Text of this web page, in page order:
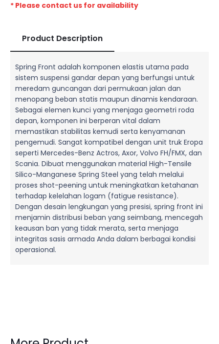
* Please contact us for availability
Product Description
Spring Front adalah komponen elastis utama pada
sistem suspensi gandar depan yang berfungsi untuk
meredam guncangan dari permukaan jalan dan
menopang beban statis maupun dinamis kendaraan.
Sebagai elemen kunci yang menjaga geometri roda
depan, komponen ini berperan vital dalam
memastikan stabilitas kemudi serta kenyamanan
pengemudi. Sangat kompatibel dengan unit truk Eropa
seperti Mercedes-Benz Actros, Axor, Volvo FH/FMX, dan
Scania. Dibuat menggunakan material High-Tensile
Silico-Manganese Spring Steel yang telah melalui
proses shot-peening untuk meningkatkan ketahanan
terhadap kelelahan logam (fatigue resistance).
Dengan desain lengkungan yang presisi, spring front ini
menjamin distribusi beban yang seimbang, mencegah
keausan ban yang tidak merata, serta menjaga
integritas sasis armada Anda dalam berbagai kondisi
operasional.